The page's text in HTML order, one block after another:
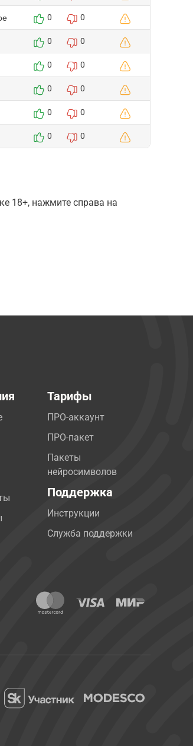
0 0
0 0
0 0
0 0
0 0
0 0
18+, нажмите справа на
Тарифы
ПРО-аккаунт
ПРО-пакет
Пакеты
нейросимволов
Поддержка
Инструкции
Служба поддержки